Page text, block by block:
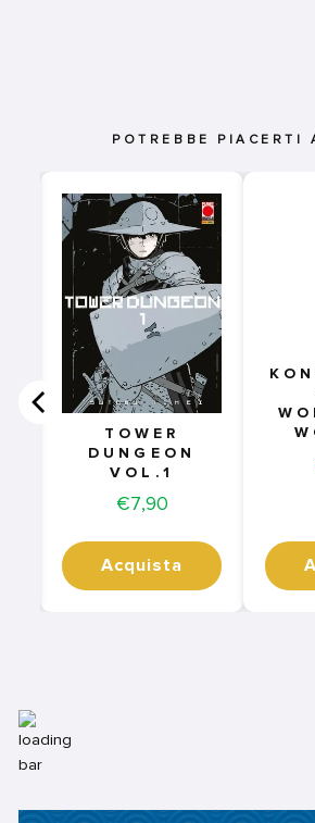
POTREBBE PIACERTI
TOWER
DUNGEON
VOL.1
Price
€7,90
Acquista